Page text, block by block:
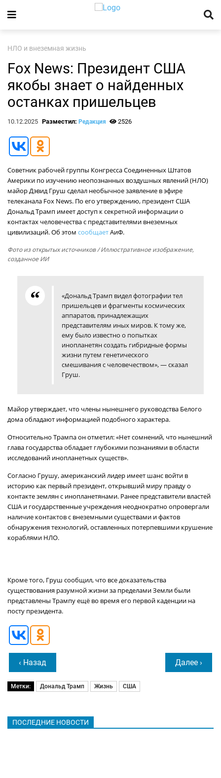
НЛО и внеземная жизнь
Fox News: Президент США
якобы знает о найденных
останках пришельцев
10.12.2025 Разместил: Редакция 2526
Советник рабочей группы Конгресса Соединенных Штатов
Америки по изучению неопознанных воздушных явлений (НЛО)
майор Дэвид Груш сделал необычное заявление в эфире
телеканала Fox News. По его утверждению, президент США
Дональд Трамп имеет доступ к секретной информации о
контактах человечества с представителями внеземных
цивилизаций. Об этом сообщаетАиФ.
Фото из открытых источников/ Иллюстративное изображение,
созданное ИИ
«Дональд Трамп видел фотографии тел
пришельцев и фрагменты космических
аппаратов, принадлежащих
представителям иных миров. К тому же,
ему было известно о попытках
инопланетян создать гибридные формы
жизни путем генетического
смешивания с человечеством», — сказал
Груш.
Майор утверждает, что члены нынешнего руководства Белого
дома обладают информацией подобного характера.
Относительно Трампа он отметил: «Нет сомнений, что нынешний
глава государства обладает глубокими познаниями в области
исследований инопланетных существ».
Согласно Грушу, американский лидер имеет шанс войти в
историю как первый президент, открывший миру правду о
контакте землян с инопланетянами. Ранее представители властей
США и государственные учреждения неоднократно опровергали
наличие контактов с внеземными существами и фактов
обнаружения технологий, оставленных потерпевшими крушение
кораблями НЛО.
Кроме того, Груш сообщил, что все доказательства
существования разумной жизни за пределами Земли были
представлены Трампу ещё во время его первой каденции на
посту президента.
‹ Назад Далее ›
Метки: Дональд Трамп Жизнь США
ПОСЛЕДНИЕ НОВОСТИ